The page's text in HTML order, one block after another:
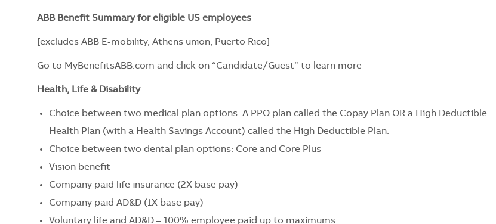
ABB Benefit Summary for eligible US employees
[excludes ABB E-mobility, Athens union, Puerto Rico]
Go to MyBenefitsABB.com and click on “Candidate/Guest” to learn more
Health, Life & Disability
Choice between two medical plan options: A PPO plan called the Copay Plan OR a High Deductible
Health Plan (with a Health Savings Account) called the High Deductible Plan.
Choice between two dental plan options: Core and Core Plus
Vision benefit
Company paid life insurance (2X base pay)
Company paid AD&D (1X base pay)
Voluntary life and AD&D – 100% employee paid up to maximums